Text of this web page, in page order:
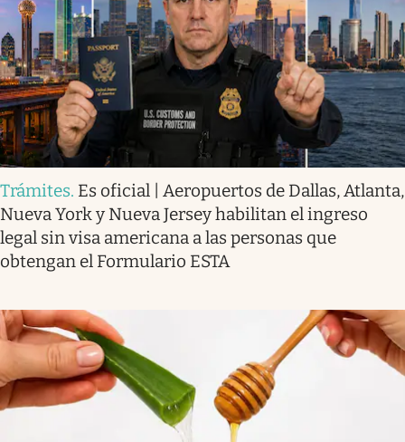
Trámites. Es oficial | Aeropuertos de Dallas, Atlanta,
Nueva York y Nueva Jersey habilitan el ingreso
legal sin visa americana a las personas que
obtengan el Formulario ESTA